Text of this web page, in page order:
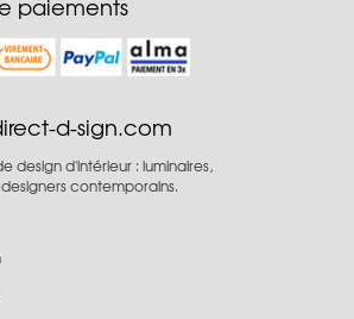
d-sign.com
design d'intérieur : luminaires,
contemporains.